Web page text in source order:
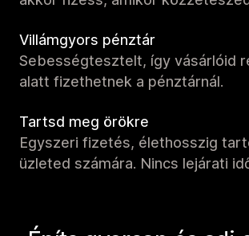
Villámgyors pénztár
Sebességtesztelt, így vásárlóid
alatt fizethetnek a pénztárnál.
Tartsd meg örökre
Egyszeri fizetés, élethosszig
üzleted számára. Nincs lejárati